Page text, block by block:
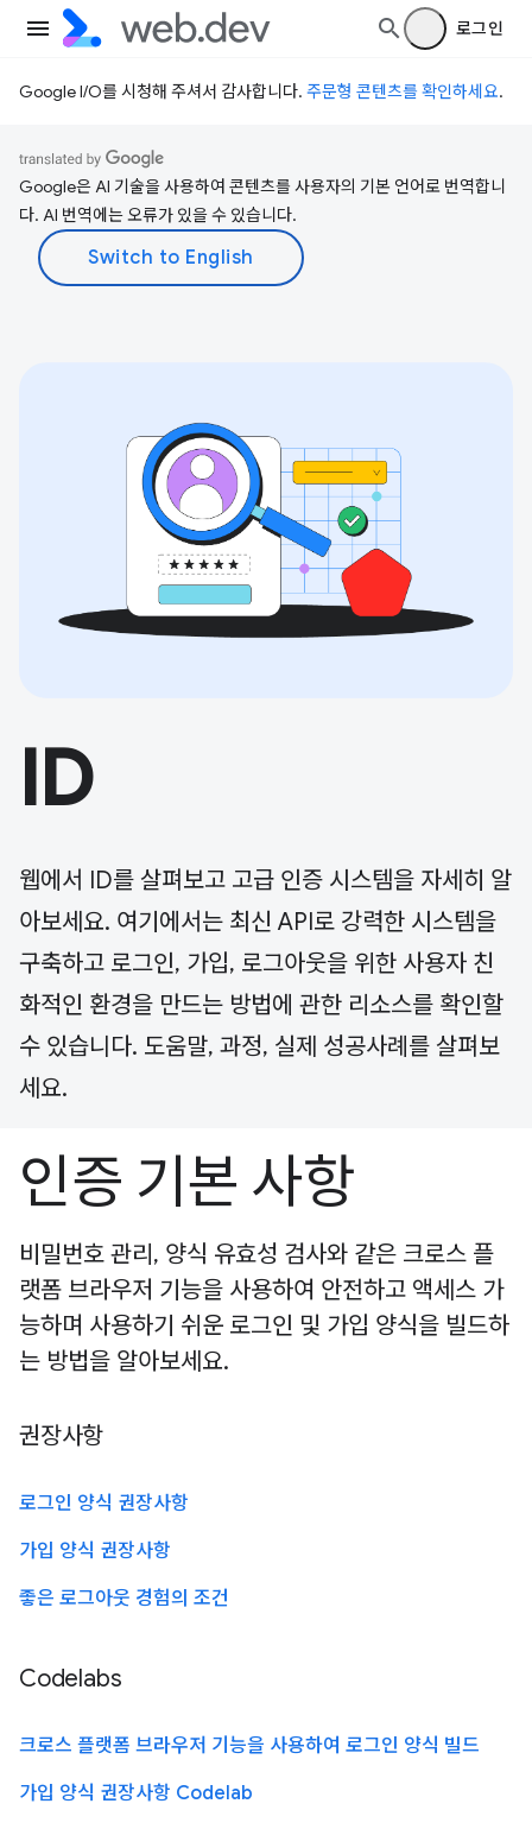
로그인
Google I/O를 시청해 주셔서 감사합니다. 주문형 콘텐츠를 확인하세요.
Google은 AI 기술을 사용하여 콘텐츠를 사용자의 기본 언어로 번역합니
다. AI 번역에는 오류가 있을 수 있습니다.
ID
웹에서 ID를 살펴보고 고급 인증 시스템을 자세히 알
아보세요. 여기에서는 최신 API로 강력한 시스템을
구축하고 로그인, 가입, 로그아웃을 위한 사용자 친
화적인 환경을 만드는 방법에 관한 리소스를 확인할
수 있습니다. 도움말, 과정, 실제 성공사례를 살펴보
세요.
인증 기본 사항
비밀번호 관리, 양식 유효성 검사와 같은 크로스 플
랫폼 브라우저 기능을 사용하여 안전하고 액세스 가
능하며 사용하기 쉬운 로그인 및 가입 양식을 빌드하
는 방법을 알아보세요.
권장사항
로그인 양식 권장사항
가입 양식 권장사항
좋은 로그아웃 경험의 조건
Codelabs
크로스 플랫폼 브라우저 기능을 사용하여 로그인 양식 빌드
가입 양식 권장사항 Codelab